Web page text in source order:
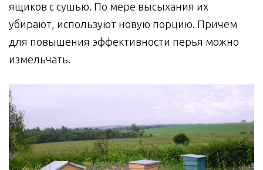
ящиков с сушью. По мере высыхания их
убирают, используют новую порцию. Причем
для повышения эффективности перья можно
измельчать.